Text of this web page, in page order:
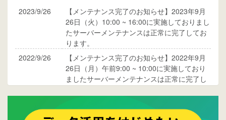
2023/9/26
【メンテナンス完了のお知らせ】2023年9月
26日（火）10:00 ~ 16:00に実施しておりまし
たサーバーメンテナンスは正常に完了してお
ります。
2022/9/26
【メンテナンス完了のお知らせ】2022年9月
26日（月）午前9:00 ~ 10:00に実施しており
ましたサーバーメンテナンスは正常に完了し
ご覧ください。